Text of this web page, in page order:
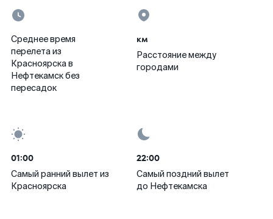
Среднее время
перелета из
Красноярска в
Нефтекамск без
пересадок
км
Расстояние между
городами
01:00
Самый ранний вылет из
Красноярска
22:00
Самый поздний вылет
до Нефтекамска